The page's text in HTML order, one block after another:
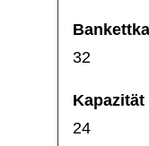
32
24